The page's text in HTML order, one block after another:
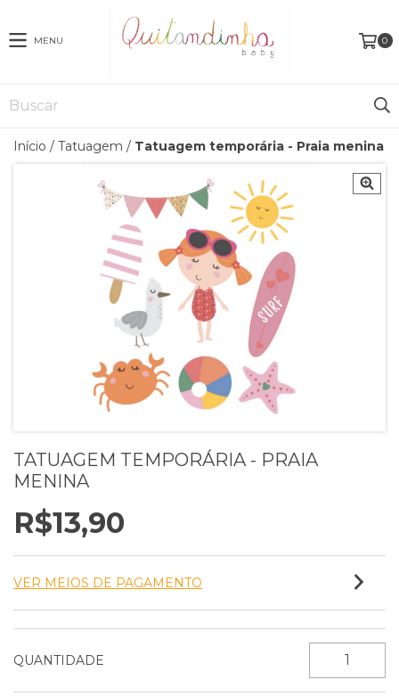
MENU 0
Início / Tatuagem / Tatuagem temporária - Praia menina
TATUAGEM TEMPORÁRIA - PRAIA
MENINA
R$13,90
VER MEIOS DE PAGAMENTO
QUANTIDADE